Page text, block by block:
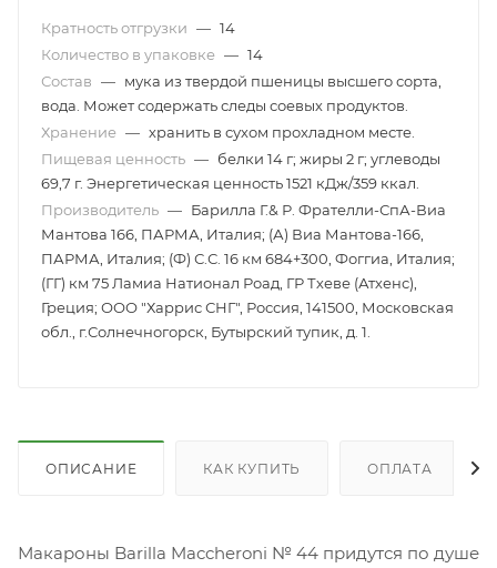
Кратность отгрузки — 14
Количество в упаковке — 14
Состав — мука из твердой пшеницы высшего сорта,
вода. Может содержать следы соевых продуктов.
Хранение — хранить в сухом прохладном месте.
Пищевая ценность — белки 14 г; жиры 2 г; углеводы
69,7 г. Энергетическая ценность 1521 кДж/359 ккал.
Производитель — Барилла Г.& Р. Фрателли-СпА-Виа
Мантова 166, ПАРМА, Италия; (А) Виа Мантова-166,
ПАРМА, Италия; (Ф) С.С. 16 км 684+300, Фоггиа, Италия;
(ГГ) км 75 Ламиа Натионал Роад, ГР Тхеве (Атхенс),
Греция; ООО "Харрис СНГ", Россия, 141500, Московская
обл., г.Солнечногорск, Бутырский тупик, д. 1.
ОПИСАНИЕ КАК КУПИТЬ ОПЛАТА
Макароны Barilla Maccheroni № 44 придутся по душе